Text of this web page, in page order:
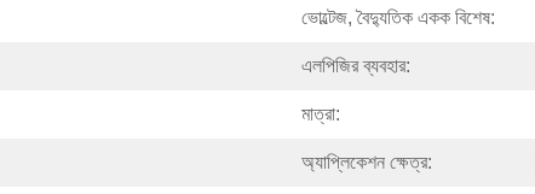
ভোল্টেজ, বৈদ্যুতিক একক বিশেষ:
এলপিজির ব্যবহার:
মাত্রা:
অ্যাপ্লিকেশন ক্ষেত্র: